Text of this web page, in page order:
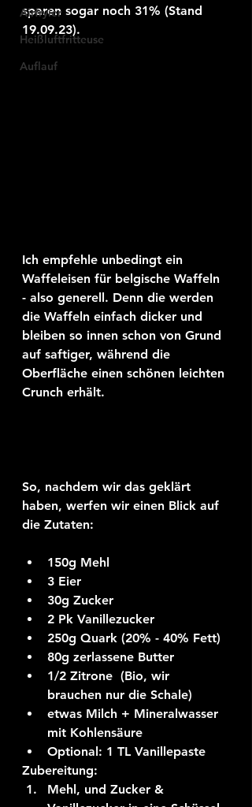
Airfryier
Heißluftfritteuse
Auflauf
sparen sogar noch 31% (Stand
19.09.23).
Ich empfehle unbedingt ein
Waffeleisen für belgische Waffeln
- also generell. Denn die werden
die Waffeln einfach dicker und
bleiben so innen schon von Grund
auf saftiger, während die
Oberfläche einen schönen leichten
Crunch erhält.
So, nachdem wir das geklärt
haben, werfen wir einen Blick auf
die Zutaten:
150g Mehl
3 Eier
30g Zucker
2 Pk Vanillezucker
250g Quark (20% - 40% Fett)
80g zerlassene Butter
1/2 Zitrone  (Bio, wir
brauchen nur die Schale)
etwas Milch + Mineralwasser
mit Kohlensäure
Optional: 1 TL Vanillepaste
Zubereitung:
Mehl, und Zucker &